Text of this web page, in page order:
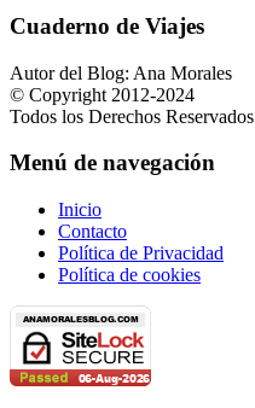
Cuaderno de Viajes
Autor del Blog: Ana Morales
© Copyright 2012-2024
Todos los Derechos Reservados
Menú de navegación
Inicio
Contacto
Política de Privacidad
Política de cookies